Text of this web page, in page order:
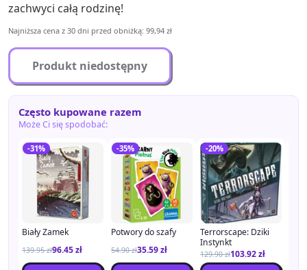
zachwyci całą rodzinę!
Najniższa cena z 30 dni przed obniżką: 99,94 zł
Produkt niedostępny
Często kupowane razem
Może Ci się spodobać:
-31%
Biały Zamek
139.95zł96.45zł
-35%
Potwory do szafy
54.90zł35.59zł
-20%
Terrorscape: Dziki
Instynkt
129.90zł103.92zł